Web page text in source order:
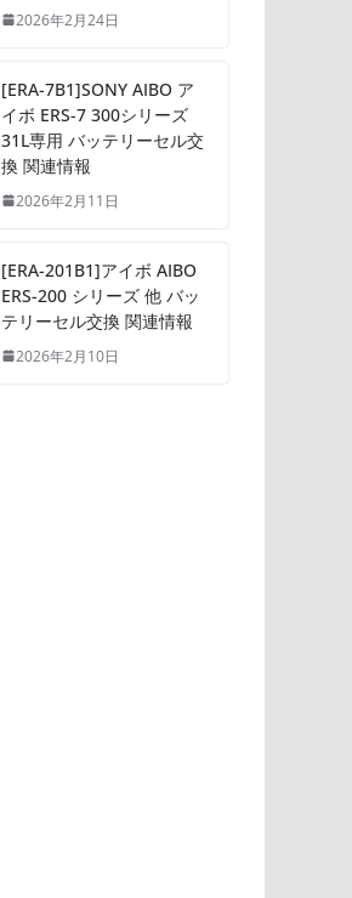
2026年2月24日
[ERA-7B1]SONY AIBO ア
イボ ERS-7 300シリーズ
31L専用 バッテリーセル交
換 関連情報
2026年2月11日
[ERA-201B1]アイボ AIBO
ERS-200 シリーズ 他 バッ
テリーセル交換 関連情報
2026年2月10日